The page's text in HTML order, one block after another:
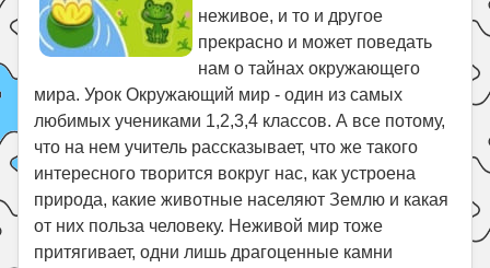
неживое, и то и другое
прекрасно и может поведать
нам о тайнах окружающего
мира. Урок Окружающий мир - один из самых
любимых учениками 1,2,3,4 классов. А все потому,
что на нем учитель рассказывает, что же такого
интересного творится вокруг нас, как устроена
природа, какие животные населяют Землю и какая
от них польза человеку. Неживой мир тоже
притягивает, одни лишь драгоценные камни